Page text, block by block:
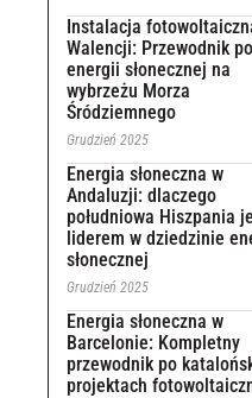
Instalacja
Walencji: Przewodnik po
energii słonecznej na
wybrzeżu Morza
Śródziemnego
Grudzień 2025
Energia słoneczna w
Andaluzji: dlaczego
południowa Hiszpania
liderem w dziedzinie
słonecznej
Grudzień 2025
Energia słoneczna w
Barcelonie: Kompletny
przewodnik po
projektach